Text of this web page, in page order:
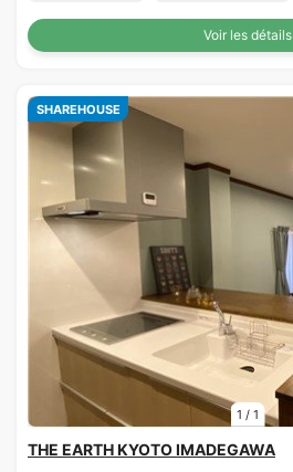
Voir les détails
1 / 1
SHAREHOUSE
THE EARTH KYOTO IMADEGAWA